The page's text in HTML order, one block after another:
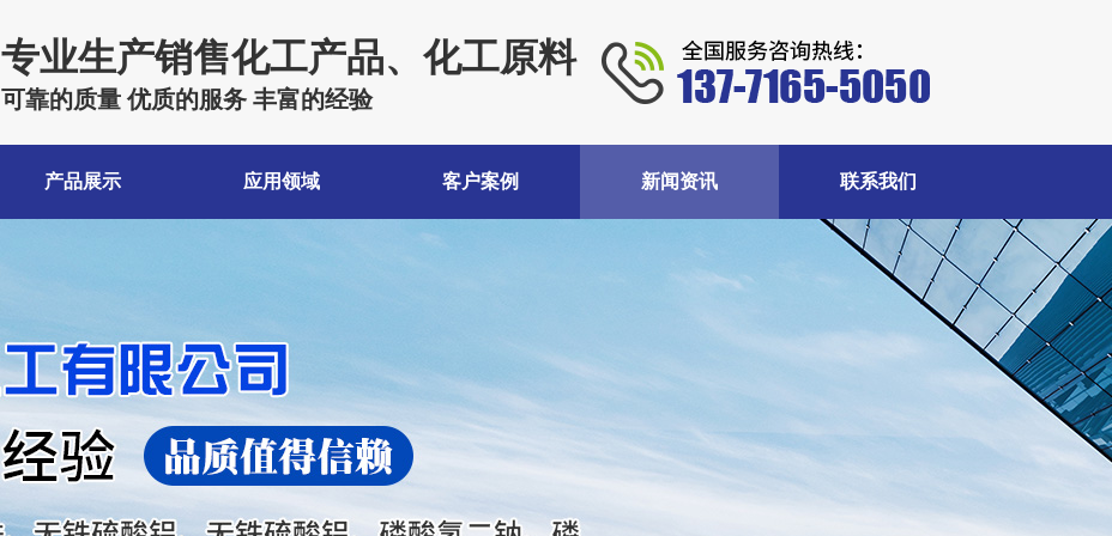
专业生产销售化工产品、化工原料
可靠的质量 优质的服务 丰富的经验
产品展示 应用领域 客户案例 新闻资讯 联系我们